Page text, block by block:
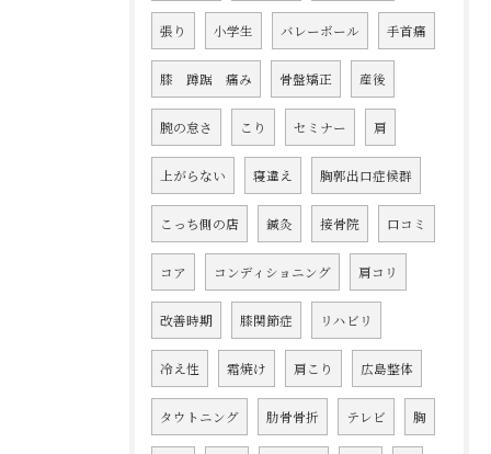
張り 小学生 バレーボール 手首痛
膝 蹲踞 痛み 骨盤矯正 産後
腕の怠さ こり セミナー 肩
上がらない 寝違え 胸郭出口症候群
こっち側の店 鍼灸 接骨院 口コミ
コア コンディショニング 肩コリ
改善時期 膝関節症 リハビリ
冷え性 霜焼け 肩こり 広島整体
タウトニング 肋骨骨折 テレビ 胸